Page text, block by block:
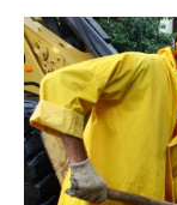
Wanda Sily
Publicidade Legal
Anuncie
Wanda Sily
Publicidade Legal
Anuncie
Wanda Sily
Publicidade Legal
Anuncie
Wanda Sily
Publicidade Legal
Anuncie